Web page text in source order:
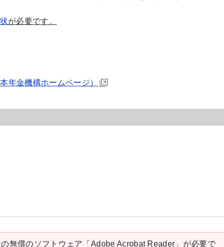
が必要です。
年金機構ホームページ）
無償のソフトウェア「Adobe Acrobat Reader」が必要で